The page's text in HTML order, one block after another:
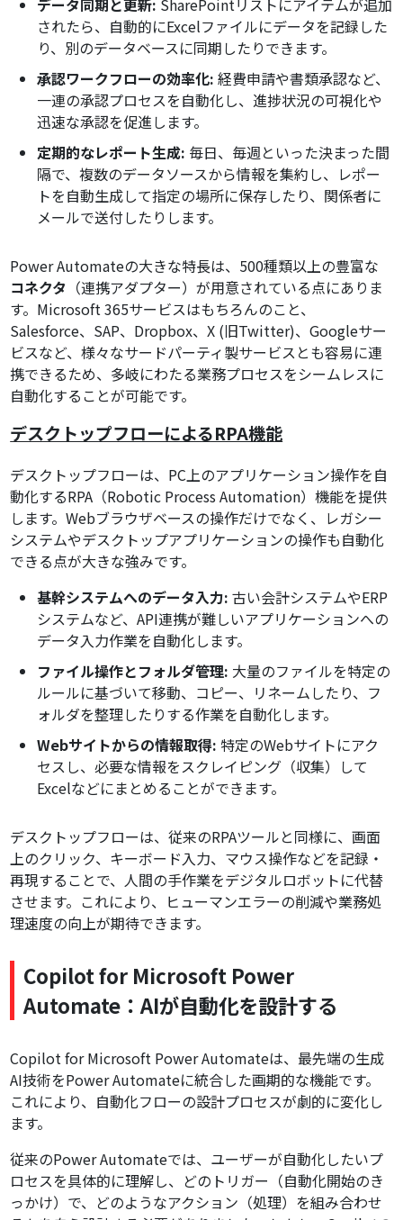
データ同期と更新: SharePointリストにアイテムが追加
されたら、自動的にExcelファイルにデータを記録した
り、別のデータベースに同期したりできます。
承認ワークフローの効率化: 経費申請や書類承認など、
一連の承認プロセスを自動化し、進捗状況の可視化や
迅速な承認を促進します。
定期的なレポート生成: 毎日、毎週といった決まった間
隔で、複数のデータソースから情報を集約し、レポー
トを自動生成して指定の場所に保存したり、関係者に
メールで送付したりします。
Power Automateの大きな特長は、500種類以上の豊富な
コネクタ （連携アダプター）が用意されている点にありま
す。Microsoft 365サービスはもちろんのこと、
Salesforce、SAP、Dropbox、X (旧Twitter)、Googleサー
ビスなど、様々なサードパーティ製サービスとも容易に連
携できるため、多岐にわたる業務プロセスをシームレスに
自動化することが可能です。
デスクトップフローによるRPA機能
デスクトップフローは、PC上のアプリケーション操作を自
動化するRPA（Robotic Process Automation）機能を提供
します。Webブラウザベースの操作だけでなく、レガシー
システムやデスクトップアプリケーションの操作も自動化
できる点が大きな強みです。
基幹システムへのデータ入力: 古い会計システムやERP
システムなど、API連携が難しいアプリケーションへの
データ入力作業を自動化します。
ファイル操作とフォルダ管理: 大量のファイルを特定の
ルールに基づいて移動、コピー、リネームしたり、フ
ォルダを整理したりする作業を自動化します。
Webサイトからの情報取得: 特定のWebサイトにアク
セスし、必要な情報をスクレイピング（収集）して
Excelなどにまとめることができます。
デスクトップフローは、従来のRPAツールと同様に、画面
上のクリック、キーボード入力、マウス操作などを記録・
再現することで、人間の手作業をデジタルロボットに代替
させます。これにより、ヒューマンエラーの削減や業務処
理速度の向上が期待できます。
Copilot for Microsoft Power
Automate：AIが自動化を設計する
Copilot for Microsoft Power Automateは、最先端の生成
AI技術をPower Automateに統合した画期的な機能です。
これにより、自動化フローの設計プロセスが劇的に変化し
ます。
従来のPower Automateでは、ユーザーが自動化したいプ
ロセスを具体的に理解し、どのトリガー（自動化開始のき
っかけ）で、どのようなアクション（処理）を組み合わせ